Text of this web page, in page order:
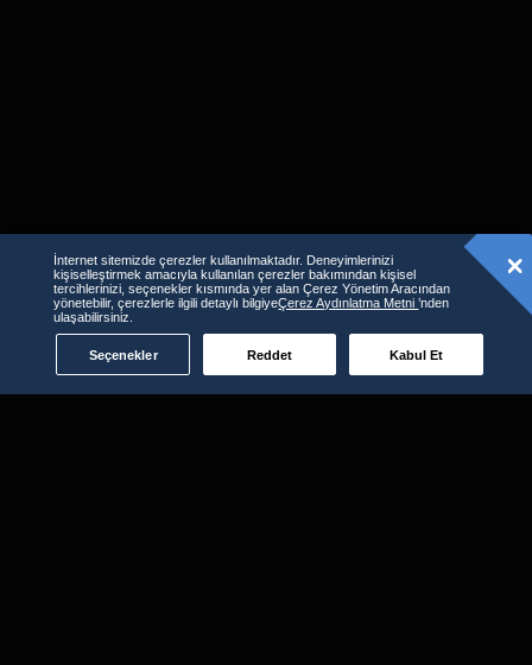
Benzer İçerikler
İnternet sitemizde çerezler kullanılmaktadır. Deneyimlerinizi
kişiselleştirmek amacıyla kullanılan çerezler bakımından kişisel
tercihlerinizi, seçenekler kısmında yer alan Çerez Yönetim Aracından
yönetebilir, çerezlerle ilgili detaylı bilgiyeÇerez Aydınlatma Metni’nden
ulaşabilirsiniz.
Seçenekler Reddet Kabul Et